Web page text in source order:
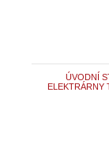
ÚVODNÍ
ELEKTRÁRNY